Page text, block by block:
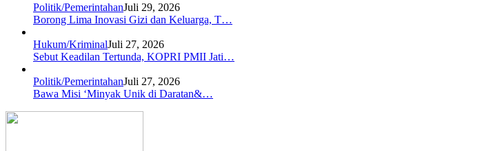
Politik/PemerintahanJuli 29, 2026
Borong Lima Inovasi Gizi dan Keluarga, T…
Hukum/KriminalJuli 27, 2026
Sebut Keadilan Tertunda, KOPRI PMII Jati…
Politik/PemerintahanJuli 27, 2026
Bawa Misi ‘Minyak Unik di Daratan&…